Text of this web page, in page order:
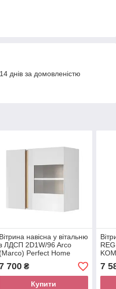
днів за домовленістю
Вітрина навісна у вітальню
ЛДСП 2D1W/96 Arco
(Marco) Perfect Home
глянець/Дуб
грандсон
700₴
Купити
7